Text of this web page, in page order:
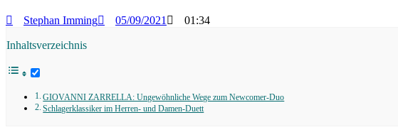
Stephan Imming 05/09/2021 01:34
Inhaltsverzeichnis
GIOVANNI ZARRELLA: Ungewöhnliche Wege zum Newcomer-Duo
Schlagerklassiker im Herren- und Damen-Duett